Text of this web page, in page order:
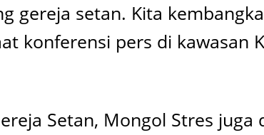
gereja setan. Kita
konferensi pers di kawasan
Setan, Mongol Stres juga